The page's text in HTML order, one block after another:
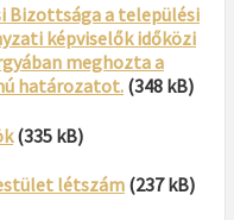
Bizottsága a települési
képviselők időközi
meghozta a
határozatot. (348 kB)
(335 kB)
létszám(237 kB)